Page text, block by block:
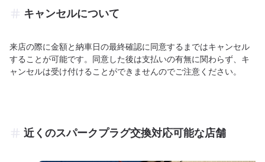
キャンセルについて
来店の際に金額と納車日の最終確認に同意するまではキャンセル
することが可能です。同意した後は支払いの有無に関わらず、キ
ャンセルは受け付けることができませんのでご注意ください。
近くのスパークプラグ交換対応可能な店舗